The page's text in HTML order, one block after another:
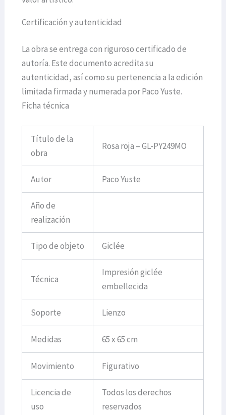
Certificación y autenticidad
La obra se entrega con riguroso certificado de
autoría. Este documento acredita su
autenticidad, así como su pertenencia a la edición
limitada firmada y numerada por Paco Yuste.
Ficha técnica
Título de la
obra
Rosa roja – GL-PY249MO
Autor Paco Yuste
Año de
realización
Tipo de objeto Giclée
Técnica
Impresión giclée
embellecida
Soporte Lienzo
Medidas 65 x 65 cm
Movimiento Figurativo
Licencia de
uso
Todos los derechos
reservados